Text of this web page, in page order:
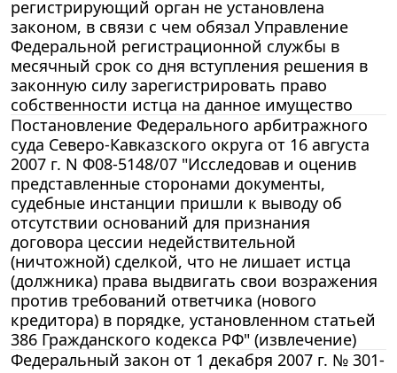
регистрирующий орган не установлена
законом, в связи с чем обязал Управление
Федеральной регистрационной службы в
месячный срок со дня вступления решения в
законную силу зарегистрировать право
собственности истца на данное имущество
Постановление Федерального арбитражного
суда Северо-Кавказского округа от 16 августа
2007 г. N Ф08-5148/07 "Исследовав и оценив
представленные сторонами документы,
судебные инстанции пришли к выводу об
отсутствии оснований для признания
договора цессии недействительной
(ничтожной) сделкой, что не лишает истца
(должника) права выдвигать свои возражения
против требований ответчика (нового
кредитора) в порядке, установленном статьей
386 Гражданского кодекса РФ" (извлечение)
Федеральный закон от 1 декабря 2007 г. № 301-